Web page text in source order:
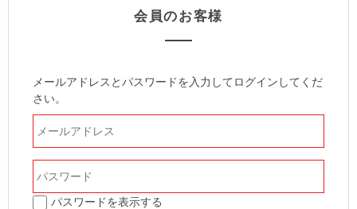
会員のお客様
メールアドレスとパスワードを入力してログインしてくだ
さい。
パスワードを表示する